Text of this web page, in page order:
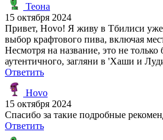
Теона
15 октября 2024
Привет, Hovo! Я живу в Тбилиси уже
выбор крафтового пива, включая
Несмотря на название, это не
аутентичного, загляни в 'Хаши и
Ответить
Hovo
15 октября 2024
Спасибо за такие подробные
Ответить